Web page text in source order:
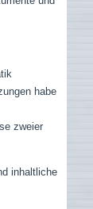
habe
zweier
inhaltliche